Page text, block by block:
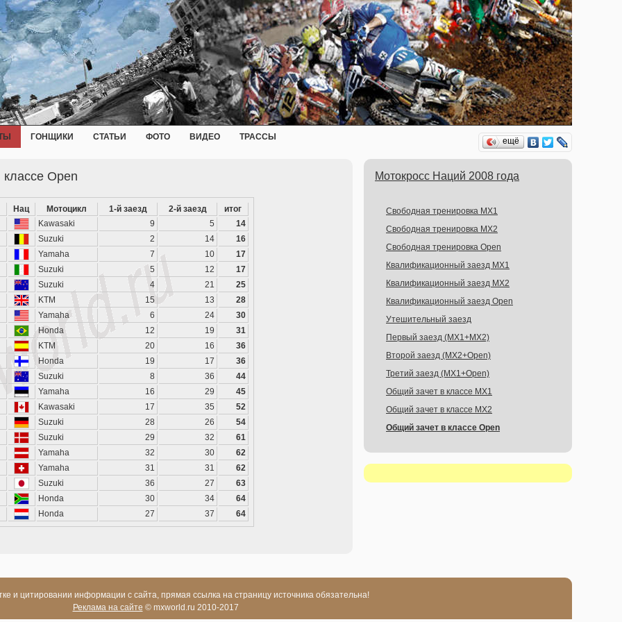
ГОНЩИКИ СТАТЬИ ФОТО ВИДЕО ТРАССЫ ещё
Open
Нац Мотоцикл 1-й заезд 2-й заезд
итог
Kawasaki
9 5
14
Suzuki
2 14
16
Yamaha
7 10
17
Suzuki
5 12
17
Suzuki
4 21
25
KTM
15 13
28
Yamaha
6 24
30
Honda
12 19
31
KTM
20 16
36
Honda
19 17
36
Suzuki
8 36
44
Yamaha
16 29
45
Kawasaki
17 35
52
Suzuki
28 26
54
Suzuki
29 32
61
Yamaha
32 30
62
Yamaha
31 31
62
Suzuki
36 27
63
Honda
30 34
64
Honda
27 37 64
Мотокросс Наций 2008 года
Свободная тренировка MX1
Свободная тренировка MX2
Свободная тренировка Open
Квалификационный заезд MX1
Квалификационный заезд MX2
Квалификационный заезд Open
Утешительный заезд
Первый заезд (MX1+MX2)
Второй заезд (MX2+Open)
Третий заезд (MX1+Open)
Общий зачет в классе MX1
Общий зачет в классе MX2
Общий зачет в классе Open
и цитировании информации с сайта, прямая ссылка на страницу источника обязательна!
Реклама на сайте © mxworld.ru 2010-2017